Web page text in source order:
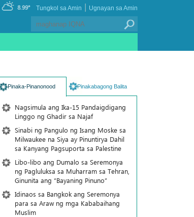
8.99° Ugnayan sa Amin
|
Tungkol sa Amin
Pinaka-Pinanonood Pinakabagong Balita
Nagsimula ang Ika-15 Pandaigdigang
Linggo ng Ghadir sa Najaf
Sinabi ng Pangulo ng Isang Moske sa
Milwaukee na Siya ay Pinuntirya Dahil
sa Kanyang Pagsuporta sa Palestine
Libo-libo ang Dumalo sa Seremonya
ng Pagluluksa sa Muharram sa Tehran,
Ginunita ang “Bayaning Pinuno”
Idinaos sa Bangkok ang Seremonya
para sa Araw ng mga Kababaihang
Muslim